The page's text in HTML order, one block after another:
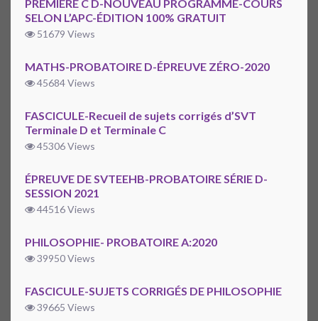
PREMIÈRE C D-NOUVEAU PROGRAMME-COURS
SELON L’APC-ÉDITION 100% GRATUIT
51679 Views
MATHS-PROBATOIRE D-ÉPREUVE ZÉRO-2020
45684 Views
FASCICULE-Recueil de sujets corrigés d’SVT
Terminale D et Terminale C
45306 Views
ÉPREUVE DE SVTEEHB-PROBATOIRE SÉRIE D-
SESSION 2021
44516 Views
PHILOSOPHIE- PROBATOIRE A:2020
39950 Views
FASCICULE-SUJETS CORRIGÉS DE PHILOSOPHIE
39665 Views